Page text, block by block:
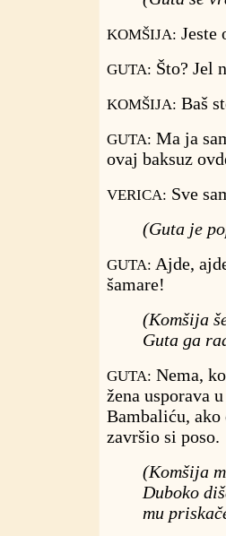
KOMŠIJA: Jeste
GUTA: Što? Jel
KOMŠIJA: Baš
GUTA: Ma ja
ovaj baksuz
VERICA: Sve
(Guta je
GUTA: Ajde,
šamare!
(Komšija
Guta ga
GUTA: Nema,
žena usporava
Bambaliću, ako
završio si poso.
(Komšija
Duboko
mu